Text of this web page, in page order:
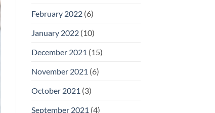
February 2022(6)
January 2022(10)
December 2021 (15)
November 2021 (6)
October 2021 (3)
September 2021 (4)